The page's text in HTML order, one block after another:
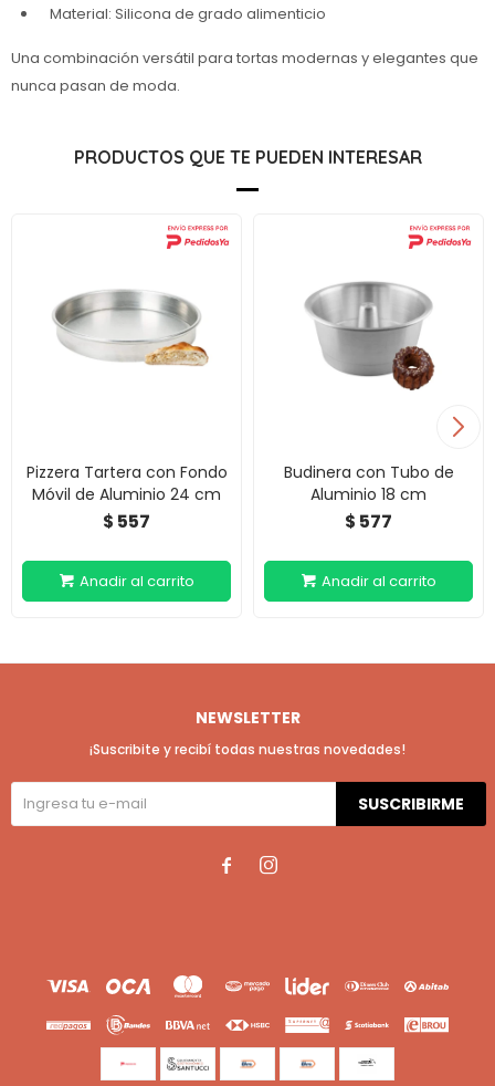
Material: Silicona de grado alimenticio
Una combinación versátil para tortas modernas y elegantes que
nunca pasan de moda.
PRODUCTOS QUE TE PUEDEN INTERESAR
Pizzera Tartera con Fondo
Móvil de Aluminio 24 cm
$ 557
Budinera con Tubo de
Aluminio 18 cm
$ 577
NEWSLETTER
¡Suscribite y recibí todas nuestras novedades!
SUSCRIBIRME
 